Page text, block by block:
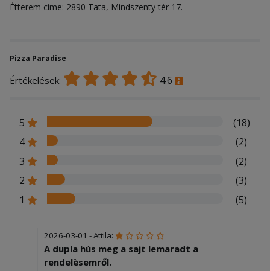
Étterem címe: 2890 Tata, Mindszenty tér 17.
Pizza Paradise
Értékelések: 4.6
5
(18)
4
(2)
3
(2)
2
(3)
1
(5)
2026-03-01 - Attila:
A dupla hús meg a sajt lemaradt a
rendelèsemről.